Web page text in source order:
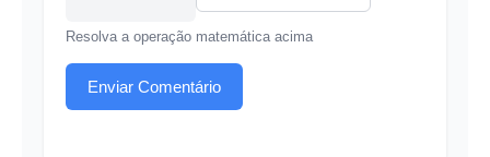
Resolva a operação matemática acima
Enviar Comentário